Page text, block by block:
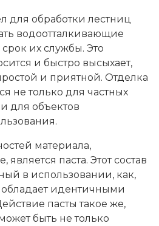
для обработки лестниц
водоотталкивающие
их службы. Это
и быстро высыхает,
и приятной. Отделка
не только для частных
для объектов
материала,
является паста. Этот состав
в использовании, как,
идентичными
пасты такое же,
быть не только